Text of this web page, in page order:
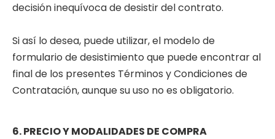
decisión inequívoca de desistir del contrato.
Si así lo desea, puede utilizar, el modelo de
formulario de desistimiento que puede encontrar al
final de los presentes Términos y Condiciones de
Contratación, aunque su uso no es obligatorio.
6. PRECIO Y MODALIDADES DE COMPRA